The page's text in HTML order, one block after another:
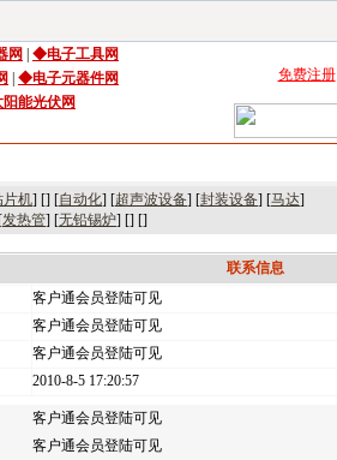
网 ◆电子工具网
◆电子元器件网
能光伏网
免费注册|
片机] [] [自动化] [超声波设备] [封装设备] [马达]
发热管] [无铅锡炉] [] []
联系信息
客户通会员登陆可见
客户通会员登陆可见
客户通会员登陆可见
2010-8-5 17:20:57
客户通会员登陆可见
客户通会员登陆可见